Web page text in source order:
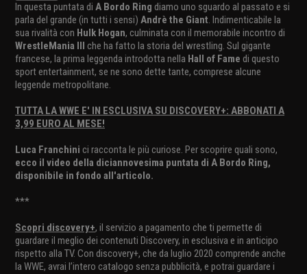
In questa puntata di A Bordo Ring diamo uno sguardo al passato e si
parla del grande (in tutti i sensi) Andrè the Giant. Indimenticabile la
sua rivalità con Hulk Hogan, culminata con il memorabile incontro di
WrestleMania III che ha fatto la storia del wrestling. Sul gigante
francese, la prima leggenda introdotta nella Hall of Fame di questo
sport entertainment, se ne sono dette tante, comprese alcune
leggende metropolitane.
TUTTA LA WWE E' IN ESCLUSIVA SU DISCOVERY+: ABBONATI A
3,99 EURO AL MESE!
Luca Franchini ci racconta le più curiose. Per scoprire quali sono,
ecco il video della diciannovesima puntata di A Bordo Ring,
disponibile in fondo all'articolo.
***
Scopri discovery+, il servizio a pagamento che ti permette di
guardare il meglio dei contenuti Discovery, in esclusiva e in anticipo
rispetto alla TV. Con discovery+, che da luglio 2020 comprende anche
la WWE, avrai l’intero catalogo senza pubblicità, e potrai guardare i